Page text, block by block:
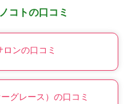
コトの口コミ
ンの口コミ
グレース）の口コミ